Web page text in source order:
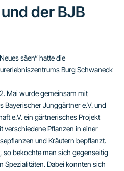
der BJB
säen“ hatte die
Burg Schwaneck
Mai wurde gemeinsam mit
Bayerischer Junggärtner e.V. und
e.V. ein gärtnerisches Projekt
verschiedene Pflanzen in einer
und Kräutern bepflanzt.
so bekochte man sich gegenseitig
Spezialitäten. Dabei konnten sich